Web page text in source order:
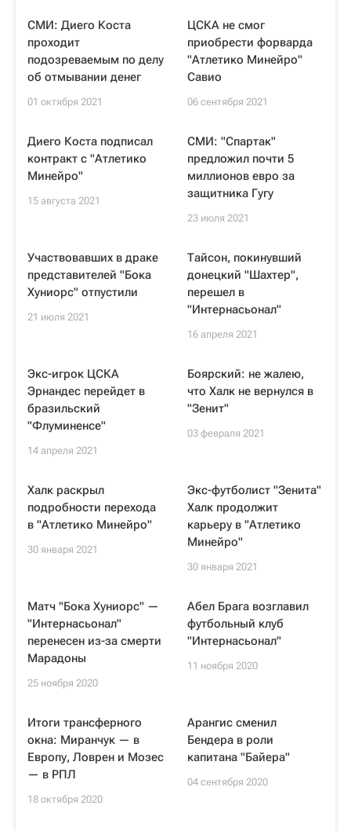
СМИ: Диего Коста
проходит
подозреваемым по делу
об отмывании денег
01 октября 2021
ЦСКА не смог
приобрести форварда
"Атлетико Минейро"
Савио
06 сентября 2021
Диего Коста подписал
контракт с "Атлетико
Минейро"
15 августа 2021
СМИ: "Спартак"
предложил почти 5
миллионов евро за
защитника Гугу
23 июля 2021
Участвовавших в драке
представителей "Бока
Хуниорс" отпустили
21 июля 2021
Тайсон, покинувший
донецкий "Шахтер",
перешел в
"Интернасьонал"
16 апреля 2021
Экс-игрок ЦСКА
Эрнандес перейдет в
бразильский
"Флуминенсе"
14 апреля 2021
Боярский: не жалею,
что Халк не вернулся в
"Зенит"
03 февраля 2021
Халк раскрыл
подробности перехода
в "Атлетико Минейро"
30 января 2021
Экс-футболист "Зенита"
Халк продолжит
карьеру в "Атлетико
Минейро"
30 января 2021
Матч "Бока Хуниорс" —
"Интернасьонал"
перенесен из-за смерти
Марадоны
25 ноября 2020
Абел Брага возглавил
футбольный клуб
"Интернасьонал"
11 ноября 2020
Итоги трансферного
окна: Миранчук — в
Европу, Ловрен и Мозес
— в РПЛ
18 октября 2020
Арангис сменил
Бендера в роли
капитана "Байера"
04 сентября 2020